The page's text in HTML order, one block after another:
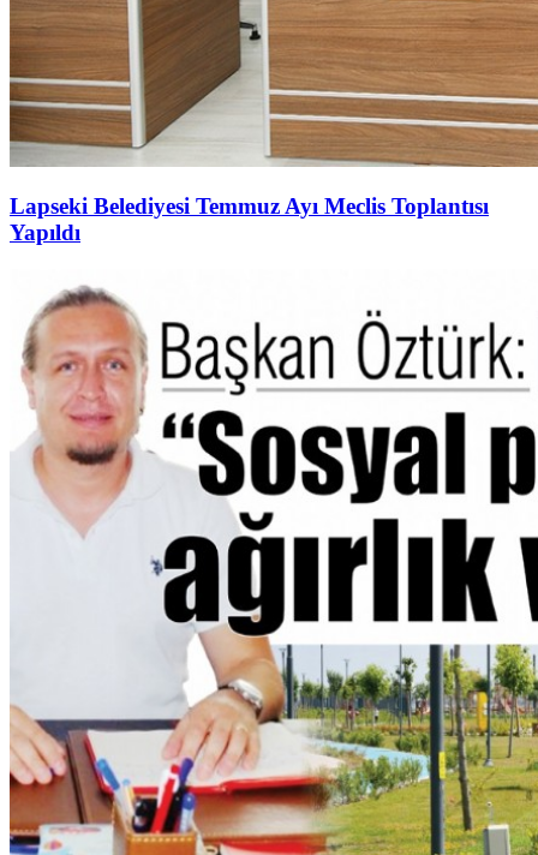
Lapseki Belediyesi Temmuz Ayı Meclis Toplantısı
Yapıldı